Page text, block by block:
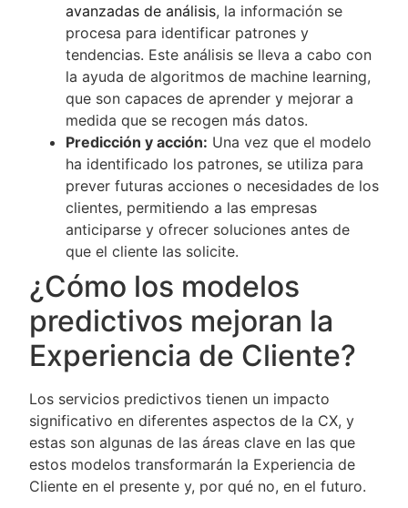
avanzadas de análisis, la información se
procesa para identificar patrones y
tendencias. Este análisis se lleva a cabo con
la ayuda de algoritmos de machine learning,
que son capaces de aprender y mejorar a
medida que se recogen más datos.
Predicción y acción: Una vez que el modelo
ha identificado los patrones, se utiliza para
prever futuras acciones o necesidades de los
clientes, permitiendo a las empresas
anticiparse y ofrecer soluciones antes de
que el cliente las solicite.
¿Cómo los modelos
predictivos mejoran la
Experiencia de Cliente?
Los servicios predictivos tienen un impacto
significativo en diferentes aspectos de la CX, y
estas son algunas de las áreas clave en las que
estos modelos transformarán la Experiencia de
Cliente en el presente y, por qué no, en el futuro.